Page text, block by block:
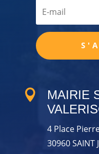

MAIRIE
4 Place
30960 SAINT